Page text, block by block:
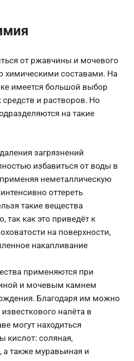
от ржавчины и мочевого
химическими составами. На
имеется большой выбор
и растворов. Но
на такие
загрязнений
избавиться от воды в
неметаллическую
оттереть
такие вещества
так как это приведёт к
на поверхности,
накапливание
применяются при
и мочевым камнем
Благодаря им можно
налёта в
могут находиться
кислот: соляная,
также муравьиная и